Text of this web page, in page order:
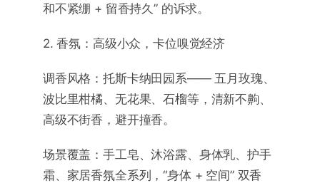
和不紧绷 + 留香持久” 的诉求。
2. 香氛：高级小众，卡位嗅觉经济
调香风格：托斯卡纳田园系—— 五月玫瑰、
波比里柑橘、无花果、石榴等，清新不齁、
高级不街香，避开撞香。
场景覆盖：手工皂、沐浴露、身体乳、护手
霜、家居香氛全系列，“身体 + 空间” 双香